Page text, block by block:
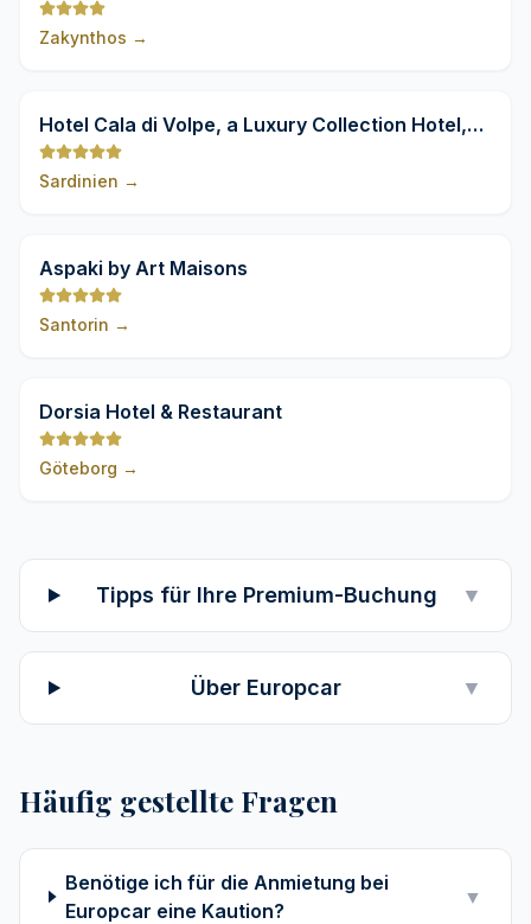
Zakynthos →
Hotel Cala di Volpe, a Luxury Collection Hotel,
Costa Smeralda
Sardinien →
Aspaki by Art Maisons
Santorin →
Dorsia Hotel & Restaurant
Göteborg →
Tipps für Ihre Premium-Buchung ▼
Über Europcar ▼
Häufig gestellte Fragen
Benötige ich für die Anmietung bei
Europcar eine Kaution?
▼